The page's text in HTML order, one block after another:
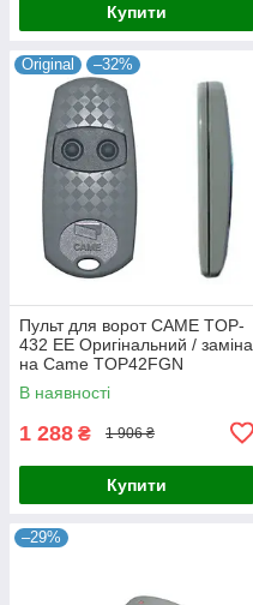
Купити
Original –32%
Пульт для ворот CAME TOP-
432 EE Оригінальний / заміна
на Came TOP42FGN
В наявності
1 288 ₴ 1 906 ₴
Купити
–29%